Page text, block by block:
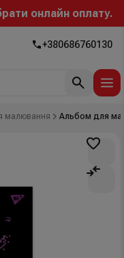
онлайн оплату.
+380686760130
малювання Альбом для